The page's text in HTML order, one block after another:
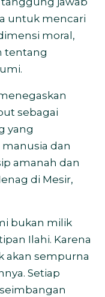
untuk mencari
moral,
tentang
sebagai
yang
dan
amanah dan
di Mesir,
bukan milik
Ilahi. Karena
akan sempurna
Setiap